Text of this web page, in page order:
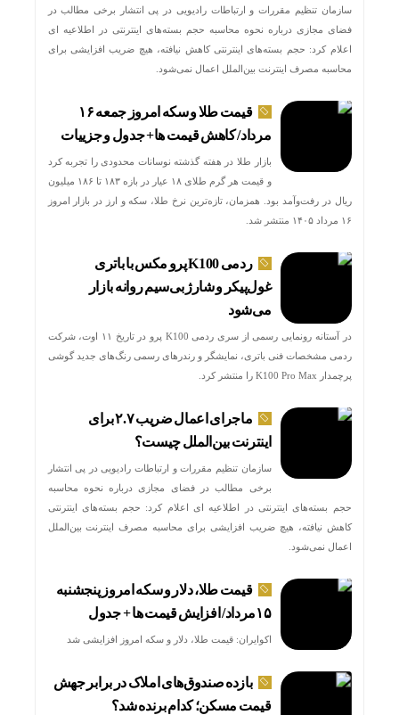
سازمان تنظیم مقررات و ارتباطات رادیویی در پی انتشار برخی مطالب در
فضای مجازی درباره نحوه محاسبه حجم بسته‌های اینترنتی در اطلاعیه ای
اعلام کرد: حجم بسته‌های اینترنتی کاهش نیافته، هیچ ضریب افزایشی برای
محاسبه مصرف اینترنت بین‌الملل اعمال نمی‌شود.
قیمت طلا و سکه امروز جمعه ۱۶
مرداد/ کاهش قیمت ها+ جدول و جزییات
بازار طلا در هفته گذشته نوسانات محدودی را تجربه کرد
و قیمت هر گرم طلای ۱۸ عیار در بازه ۱۸۳ تا ۱۸۶ میلیون
ریال در رفت‌وآمد بود. همزمان، تازه‌ترین نرخ طلا، سکه و ارز در بازار امروز
۱۶ مرداد ۱۴۰۵ منتشر شد.
ردمی K100 پرو مکس با باتری
غول‌پیکر و شارژ بی‌سیم روانه بازار
می‌شود
در آستانه رونمایی رسمی از سری ردمی K100 پرو در تاریخ ۱۱ اوت، شرکت
ردمی مشخصات فنی باتری، نمایشگر و رندرهای رسمی رنگ‌های جدید گوشی
پرچمدار K100 Pro Max را منتشر کرد.
ماجرای اعمال ضریب ۲.۷ برای
اینترنت بین‌الملل چیست؟
سازمان تنظیم مقررات و ارتباطات رادیویی در پی انتشار
برخی مطالب در فضای مجازی درباره نحوه محاسبه
حجم بسته‌های اینترنتی در اطلاعیه ای اعلام کرد: حجم بسته‌های اینترنتی
کاهش نیافته، هیچ ضریب افزایشی برای محاسبه مصرف اینترنت بین‌الملل
اعمال نمی‌شود.
قیمت طلا، دلار و سکه امروز پنجشنبه
۱۵مرداد/ افزایش قیمت ها + جدول
اکوایران: قیمت طلا، دلار و سکه امروز افزایشی شد
بازده صندوق‌های املاک در برابر جهش
قیمت مسکن؛ کدام برنده شد؟